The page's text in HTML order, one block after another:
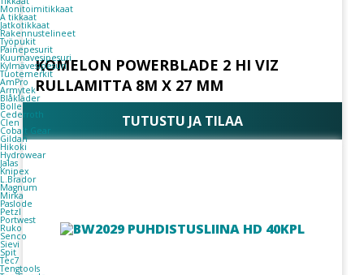
Monitoimitikkaat
A tikkaat
Jatkotikkaat
Rakennustelineet
Työpukit
Painepesurit
Kuumavesipesuri
Kylmävesipesuri
Tuotemerkit
AmPro
Armytek
Blåkläder
Bolle
Cederroth
Clen
Cobalt Gear
Gildan
Hikoki
Hydrowear
Jalas
Knipex
L.Brador
Magnum
Mirka
Paslode
Petzl
Portwest
Ruko
Senco
Sievi
Spit
Tec7
Tengtools
KOMELON POWERBLADE 2 HI VIZ
RULLAMITTA 8M X 27 MM
TUTUSTU JA TILAA